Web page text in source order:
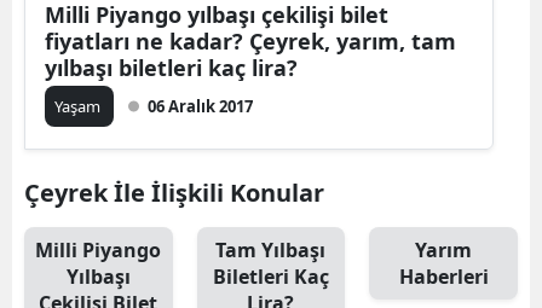
Milli Piyango yılbaşı çekilişi bilet
fiyatları ne kadar? Çeyrek, yarım, tam
yılbaşı biletleri kaç lira?
Yaşam 06 Aralık 2017
Çeyrek İle İlişkili Konular
Milli Piyango
Yılbaşı
Çekilişi Bilet
Tam Yılbaşı
Biletleri Kaç
Lira?
Yarım
Haberleri